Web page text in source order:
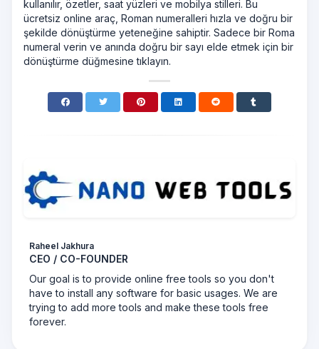
kullanılır, özetler, saat yüzleri ve mobilya stilleri. Bu
ücretsiz online araç, Roman numeralleri hızla ve doğru bir
şekilde dönüştürme yeteneğine sahiptir. Sadece bir Roma
numeral verin ve anında doğru bir sayı elde etmek için bir
dönüştürme düğmesine tıklayın.
Raheel Jakhura
CEO / CO-FOUNDER
Our goal is to provide online free tools so you don't
have to install any software for basic usages. We are
trying to add more tools and make these tools free
forever.